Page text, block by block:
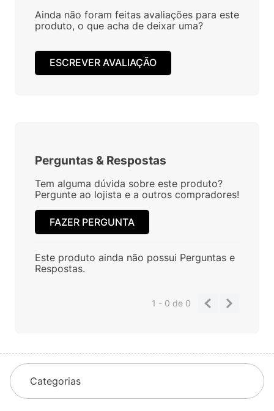
Ainda não foram feitas avaliações para este
produto, o que acha de deixar uma?
ESCREVER AVALIAÇÃO
Perguntas & Respostas
Tem alguma dúvida sobre este produto?
Pergunte ao lojista e a outros compradores!
FAZER PERGUNTA
Este produto ainda não possui Perguntas e
Respostas.
1 - 0de 0
Categorias